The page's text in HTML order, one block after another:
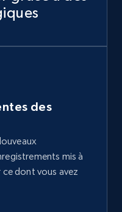
Initial
count, and
des
mis à
dont vous avez